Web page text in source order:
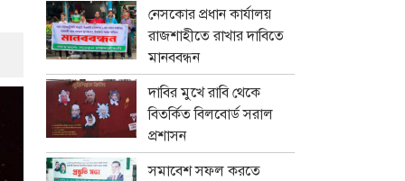
নেসকোর প্রধান কার্যালয়
রাজশাহীতে রাখার দাবিতে
মানববন্ধন
দাবির মুখে রাবি থেকে
বিতর্কিত বিলবোর্ড সরাল
প্রশাসন
সমাবেশ সফল করতে